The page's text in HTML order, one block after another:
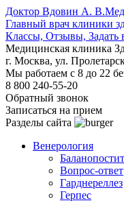
Доктор Вдовин А. В.
Главный врач клиники
Классы, Отзывы,
Медицинская клиника
г. Москва, ул.
Мы работаем с 8 до 22
8 800 240-55-20
Обратный звонок
Записаться на прием
Разделы сайта
Венерология
Баланопостит
Вопрос-ответ
Гарднереллез
Герпес